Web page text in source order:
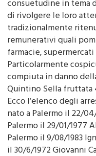
consuetudine in tema
di rivolgere le loro
tradizionalmente
remunerativi quali
farmacie,
Particolarmente
compiuta in danno
Quintino Sella fruttata
Ecco l’elenco degli
nato a Palermo il 22/
Palermo il 29/01/1977
Palermo il 9/08/1983
il 30/6/1972 Giovanni